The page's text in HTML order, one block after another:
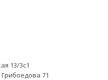
13/3с1
71